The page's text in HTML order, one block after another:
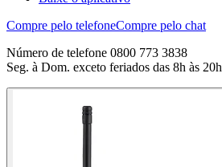
Compre pelo telefoneCompre pelo chat
Número de telefone 0800 773 3838
Seg. à Dom. exceto feriados das 8h às 20h